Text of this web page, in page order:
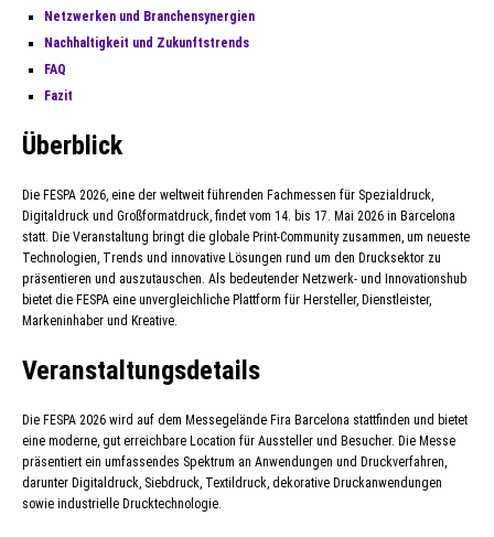
Netzwerken und Branchensynergien
Nachhaltigkeit und Zukunftstrends
FAQ
Fazit
Überblick
Die FESPA 2026, eine der weltweit führenden Fachmessen für Spezialdruck,
Digitaldruck und Großformatdruck, findet vom 14. bis 17. Mai 2026 in Barcelona
statt. Die Veranstaltung bringt die globale Print-Community zusammen, um neueste
Technologien, Trends und innovative Lösungen rund um den Drucksektor zu
präsentieren und auszutauschen. Als bedeutender Netzwerk- und Innovationshub
bietet die FESPA eine unvergleichliche Plattform für Hersteller, Dienstleister,
Markeninhaber und Kreative.
Veranstaltungsdetails
Die FESPA 2026 wird auf dem Messegelände Fira Barcelona stattfinden und bietet
eine moderne, gut erreichbare Location für Aussteller und Besucher. Die Messe
präsentiert ein umfassendes Spektrum an Anwendungen und Druckverfahren,
darunter Digitaldruck, Siebdruck, Textildruck, dekorative Druckanwendungen
sowie industrielle Drucktechnologie.